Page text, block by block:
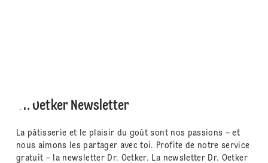
Dr. Oetker Newsletter
La pâtisserie et le plaisir du goût sont nos passions – et
nous aimons les partager avec toi. Profite de notre service
gratuit – la newsletter Dr. Oetker. La newsletter Dr. Oetker